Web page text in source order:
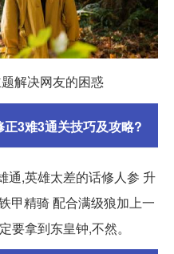
解决网友的困惑
正3难3通关技巧及攻略?
通,英雄太差的话修人参 升
甲精骑 配合满级狼加上一
要拿到东皇钟,不然。